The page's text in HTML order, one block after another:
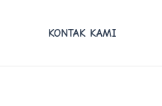
KONTAK KAMI